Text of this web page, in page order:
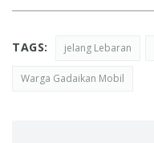
TAGS: jelang Lebaran
Warga Gadaikan Mobil